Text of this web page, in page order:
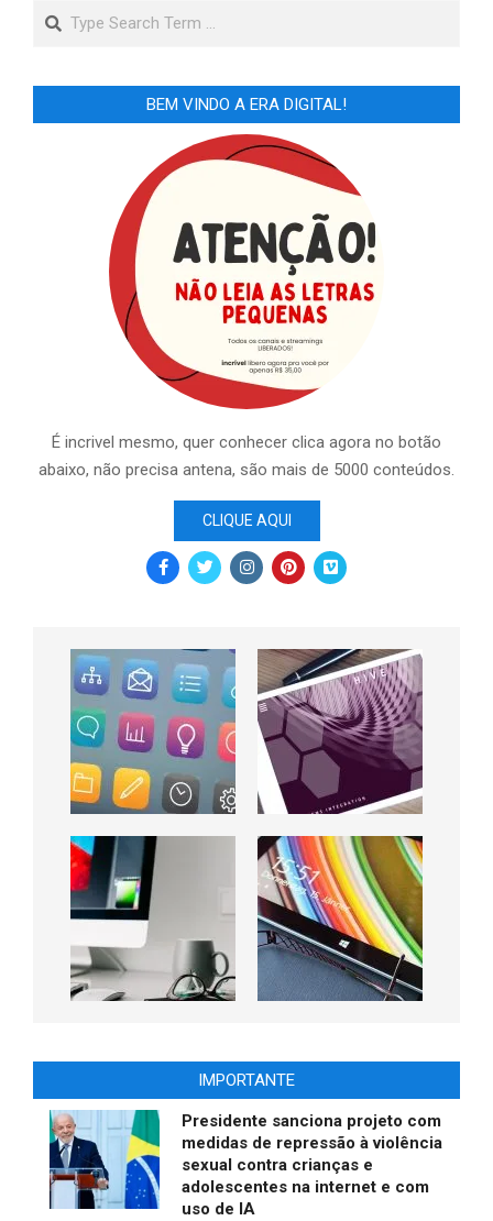
Search
BEM VINDO A ERA DIGITAL!
É incrivel mesmo, quer conhecer clica agora no botão
abaixo, não precisa antena, são mais de 5000 conteúdos.
CLIQUE AQUI
IMPORTANTE
Presidente sanciona projeto com
medidas de repressão à violência
sexual contra crianças e
adolescentes na internet e com
uso de IA